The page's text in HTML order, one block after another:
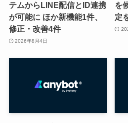
テムからLINE配信とID連携
が可能に ほか新機能1件、
修正・改善4件
2026年8月4日
を
定